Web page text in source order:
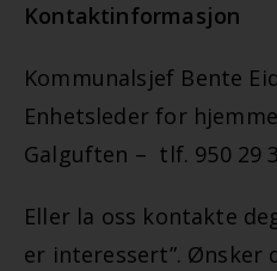
Kontaktinformasjon
Kommunalsjef Bente
Enhetsleder for
Galguften – tlf. 950 29
Eller la oss kontakte
er interessert”. Ønsker